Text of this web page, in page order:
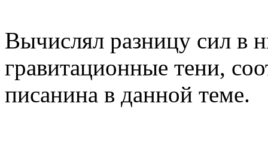
Вычислял разницу сил в
гравитационные тени,
писанина в данной теме.